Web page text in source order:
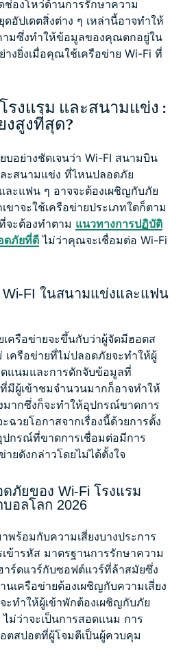
องโหว่ด้านการรักษาความ
อัปเดตสิ่งต่าง ๆ เหล่านี้อาจทำให้
มซึ่งทำให้ข้อมูลของคุณตกอยู่ใน
างยิ่งเมื่อคุณใช้เครือข่าย Wi-Fi ที่
รงแรม และสนามแข่ง :
งสูงที่สุด?
บอย่างชัดเจนว่า Wi-FI สนามบิน
ะสนามแข่ง ที่ไหนปลอดภัย
ละแฟน ๆ อาจจะต้องเผชิญกับภัย
ขาจะใช้เครือข่ายประเภทใดก็ตาม
จะต้องทำตาม แนวทางการปฏิบัติ
ดภัยที่ดี ไม่ว่าคุณจะเชื่อมต่อ Wi-Fi
FI ในสนามแข่งและแฟน
ครือข่ายจะขึ้นกับว่าผู้จัดมีฮอตส
เครือข่ายที่ไม่ปลอดภัยจะทำให้ผู้
แนมและการดักจับข้อมูลที่
มีผู้เข้าชมจำนวนมากก็อาจทำให้
มากซึ่งก็จะทำให้อุปกรณ์ขาดการ
ฉวยโอกาสจากเรื่องนี้ด้วยการตั้ง
ปกรณ์ที่ขาดการเชื่อมต่อมีการ
ยดังกล่าวโดยไม่ได้ตั้งใจ
ภัยของ Wi-Fi โรงแรม
อลโลก 2026
พร้อมกับความเสี่ยงบางประการ
ข้ารหัส มาตรฐานการรักษาความ
ร์ดแวร์กับซอฟต์แวร์ที่ล้าสมัยซึ่ง
นเครือข่ายต้องเผชิญกับความเสี่ยง
ทำให้ผู้เข้าพักต้องเผชิญกับภัย
ม่ว่าจะเป็นการสอดแนม การ
ตสปอตที่ผู้โจมตีเป็นผู้ควบคุม